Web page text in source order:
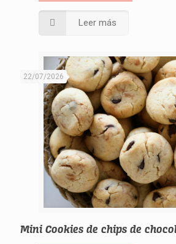
Leer más
22/07/2026
Mini Cookies de chips de